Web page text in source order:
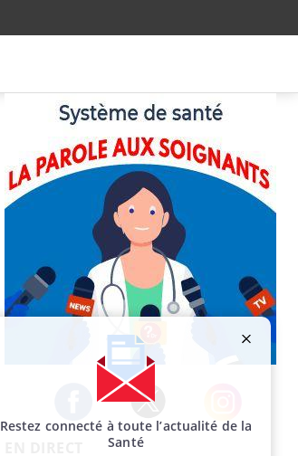
Facebook Twitter Instagram
Restez connecté à toute l’actualité de la
Santé